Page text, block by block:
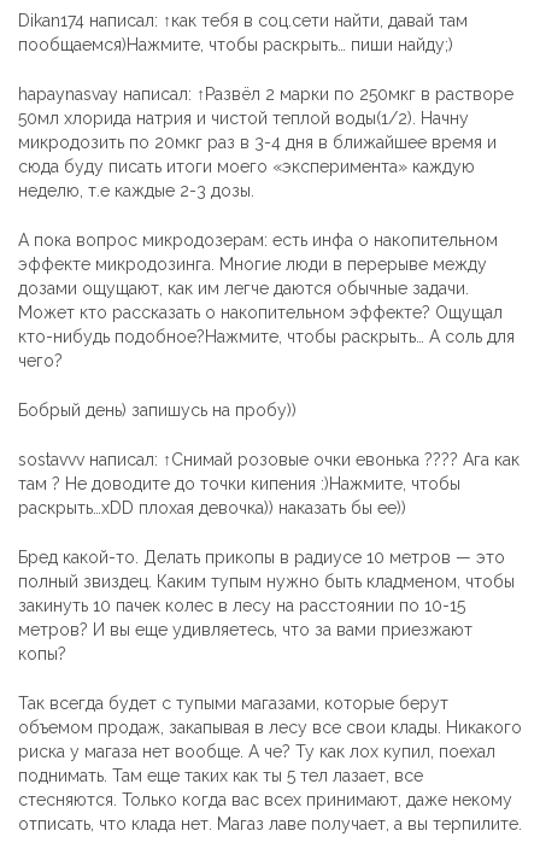
Dikan174 написал: ↑как тебя в соц.сети найти, давай там
пообщаемся)Нажмите, чтобы раскрыть… пиши найду;)
hapaynasvay написал: ↑Развёл 2 марки по 250мкг в растворе
50мл хлорида натрия и чистой теплой воды(1/2). Начну
микродозить по 20мкг раз в 3-4 дня в ближайшее время и
сюда буду писать итоги моего «эксперимента» каждую
неделю, т.е каждые 2-3 дозы.
А пока вопрос микродозерам: есть инфа о накопительном
эффекте микродозинга. Многие люди в перерыве между
дозами ощущают, как им легче даются обычные задачи.
Может кто рассказать о накопительном эффекте? Ощущал
кто-нибудь подобное?Нажмите, чтобы раскрыть… А соль для
чего?
Бобрый день) запишусь на пробу))
sostavvv написал: ↑Снимай розовые очки евонька ???? Ага как
там ? Не доводите до точки кипения :)Нажмите, чтобы
раскрыть…xDD плохая девочка)) наказать бы ее))
Бред какой-то. Делать прикопы в радиусе 10 метров — это
полный звиздец. Каким тупым нужно быть кладменом, чтобы
закинуть 10 пачек колес в лесу на расстоянии по 10-15
метров? И вы еще удивляетесь, что за вами приезжают
копы?
Так всегда будет с тупыми магазами, которые берут
объемом продаж, закапывая в лесу все свои клады. Никакого
риска у магаза нет вообще. А че? Ту как лох купил, поехал
поднимать. Там еще таких как ты 5 тел лазает, все
стесняются. Только когда вас всех принимают, даже некому
отписать, что клада нет. Магаз лаве получает, а вы терпилите.